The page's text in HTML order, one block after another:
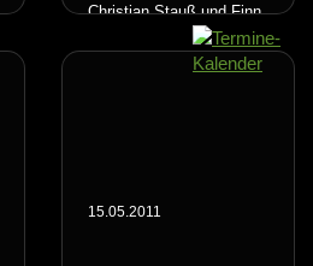
Christian Stauß und Finn
15.05.2011